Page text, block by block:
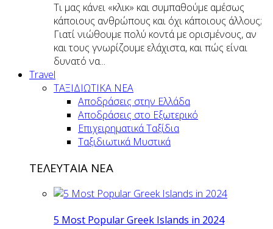
Τι μας κάνει «κλικ» και συμπαθούμε αμέσως
κάποιους ανθρώπους και όχι κάποιους άλλους;
Γιατί νιώθουμε πολύ κοντά με ορισμένους, αν
και τους γνωρίζουμε ελάχιστα, και πώς είναι
δυνατό να...
Travel
ΤΑΞΙΔΙΩΤΙΚΑ ΝΕΑ
Αποδράσεις στην Ελλάδα
Αποδράσεις στο Εξωτερικό
Επιχειρηματικά Ταξίδια
Ταξιδιωτικά Μυστικά
ΤΕΛΕΥΤΑΙΑ ΝΕΑ
5 Most Popular Greek Islands in 2024